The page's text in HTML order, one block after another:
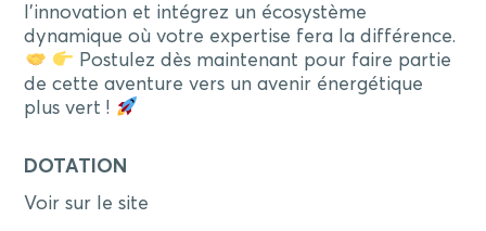
l'innovation et intégrez un écosystème
dynamique où votre expertise fera la différence.
Postulez dès maintenant pour faire partie
de cette aventure vers un avenir énergétique
plus vert !
DOTATION
Voir sur le site